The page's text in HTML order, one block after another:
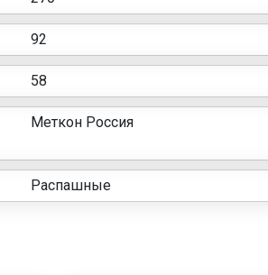
92
58
Меткон Россия
Распашные